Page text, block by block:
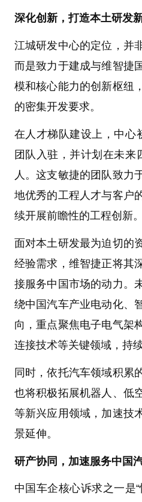
深化创新，打造本土研发
江城研发中心的定位，并
而是致力于建成与维智捷
模和核心能力的创新枢纽
的密集开发要求。
在人才梯队建设上，中心
团队入驻，并计划在未来
人。这支敏捷的团队致力
地优秀的工程人才与客户
续开展前瞻性的工程创新。
面对本土研发最为迫切的
经验需求，维智捷正将其
接服务中国市场的动力。
绕中国汽车产业电动化、
向，重点聚焦电子电气架
连接技术等关键领域，持
同时，依托汽车领域积累
也将积极拓展机器人、低
等新兴应用领域，加速技
景延伸。
研产协同，加速服务中国
中国车企核心诉求之一是